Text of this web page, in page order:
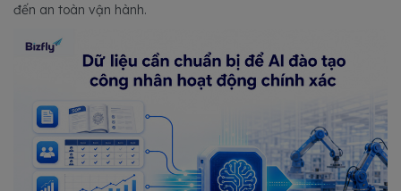
đến an toàn vận hành.